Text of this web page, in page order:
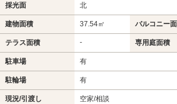
採光面 北
建物面積 37.54㎡ バルコニー
テラス面積 - 専用庭面積
駐車場 有
駐輪場 有
現況/引渡し 空家/相談